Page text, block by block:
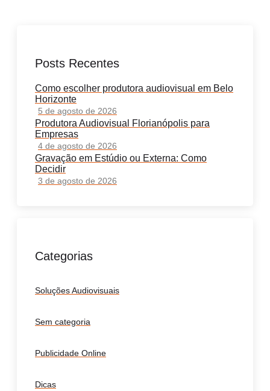
Posts Recentes
Como escolher produtora audiovisual em Belo
Horizonte
5 de agosto de 2026
Produtora Audiovisual Florianópolis para
Empresas
4 de agosto de 2026
Gravação em Estúdio ou Externa: Como
Decidir
3 de agosto de 2026
Categorias
Soluções Audiovisuais
Sem categoria
Publicidade Online
Dicas